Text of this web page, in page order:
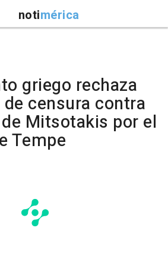
notimérica
griego rechaza
censura contra
Mitsotakis por el
Tempe